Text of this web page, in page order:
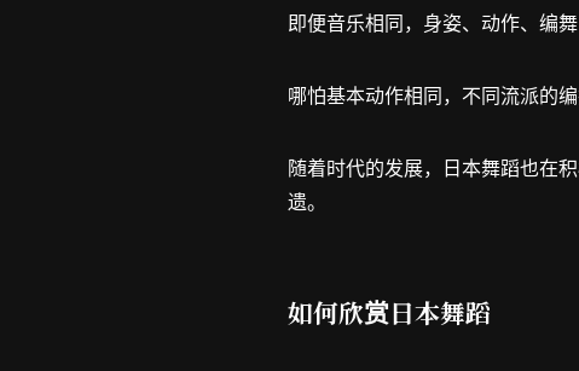
即便音乐相同，身姿、动作、编
哪怕基本动作相同，不同流派的
随着时代的发展，日本舞蹈也在
遗。
如何欣赏日本舞蹈